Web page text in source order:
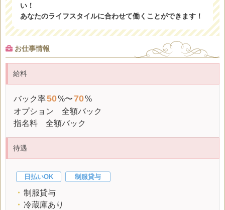
い！
あなたのライフスタイルに合わせて働くことができます！
お仕事情報
給料
バック率50%〜70%
オプション 全額バック
指名料 全額バック
待遇
日払いOK 制服貸与
・ 制服貸与
・ 冷蔵庫あり